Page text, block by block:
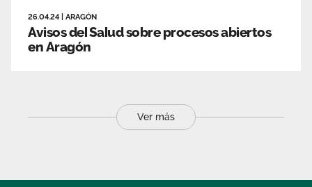
26.04.24 ARAGÓN
Avisos del Salud sobre procesos abiertos
en Aragón
Ver más